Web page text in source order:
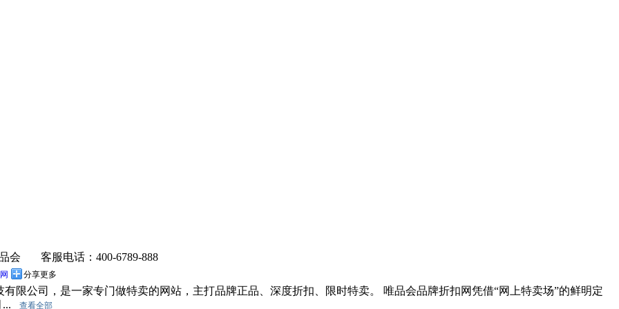
会 客服电话：400-6789-888
分享更多
限公司，是一家专门做特卖的网站，主打品牌正品、深度折扣、限时特卖。 唯品会品牌折扣网凭借“网上特卖场”的鲜明定
...
查看全部